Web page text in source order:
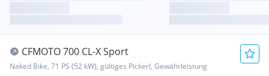
CFMOTO 700 CL-X Sport
Naked Bike, 71 PS (52 kW), gültiges Pickerl, Gewährleistung